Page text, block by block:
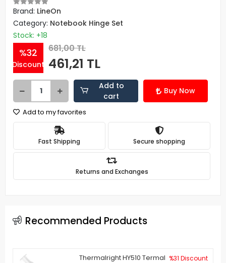
Brand: LineOn
Category: Notebook Hinge Set
Stock: +18
%32
Discount
681,00 TL
461,21 TL
Add to
cart
Buy Now
Add to my favorites
Fast Shipping Secure shopping
Returns and Exchanges
Recommended Products
Thermalright HY510 Termal %31 Discount